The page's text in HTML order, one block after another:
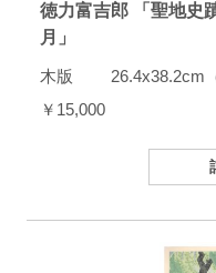
徳力富吉郎 「聖地
月」
木版 26.4x38.2cm
￥15,000